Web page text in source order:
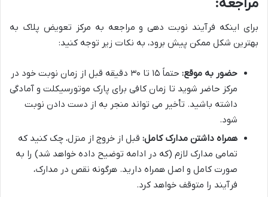
برای اینکه فرآیند نوبت دهی و مراجعه به مرکز تعویض پلاک به
بهترین شکل ممکن پیش برود، به نکات زیر توجه کنید:
حضور به موقع:
حتماً ۱۵ تا ۳۰ دقیقه قبل از زمان نوبت خود در
مرکز حاضر شوید تا زمان کافی برای پارک موتورسیکلت و آمادگی
داشته باشید. تأخیر می تواند منجر به از دست دادن نوبت
شود.
همراه داشتن مدارک کامل: قبل از خروج از منزل، چک کنید که
تمامی مدارک لازم (که در ادامه توضیح داده خواهد شد) را به
صورت کامل و اصل همراه دارید. هرگونه نقص در مدارک،
فرآیند را متوقف خواهد کرد.